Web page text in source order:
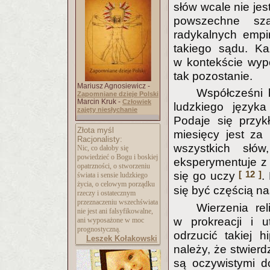
Mariusz Agnosiewicz -
Zapomniane dzieje Polski
Marcin Kruk - Człowiek
zajęty niesłychanie
Złota myśl
Racjonalisty:
Nic, co dałoby się
powiedzieć o Bogu i boskiej
opatrzności, o stworzeniu
świata i sensie ludzkiego
życia, o celowym porządku
rzeczy i ostatecznym
przeznaczeniu wszechświata
nie jest ani falsyfikowalne,
ani wyposażone w moc
prognostyczną.
Leszek Kołakowski
słów wcale nie
powszechne
radykalnych
takiego sądu.
w kontekście
tak pozostanie.
ludzkiego
Podaje się
miesięcy jest za
wszystkich
eksperymentuje
się go uczy [ 12 ].
się być częścią
Wierzenia
w prokreacji i
odrzucić takiej
należy, że
są oczywistymi